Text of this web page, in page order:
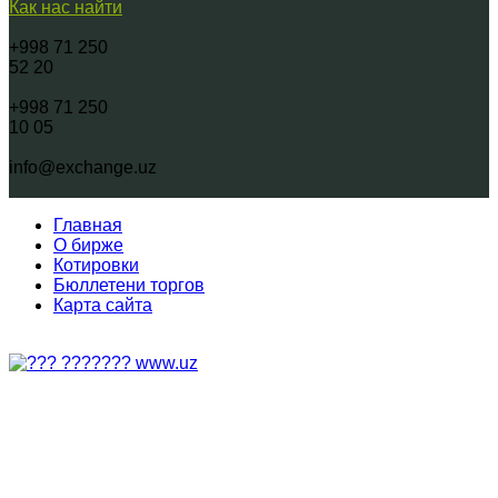
Как нас найти
+998 71 250
52 20
+998 71 250
10 05
info@exchange.uz
Главная
О бирже
Котировки
Бюллетени торгов
Карта сайта